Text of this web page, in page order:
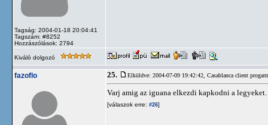
Tagság: 2004-01-18 20:04:41
Tagszám: #8252
Hozzászólások: 2794
Kiváló dolgozó
fazoflo 25. Elküldve: 2004-07-09 19:42:42, Casablanca client
Varj amig az iguana elkezdi kapkodni a legyeket.
[válaszok erre: #26]